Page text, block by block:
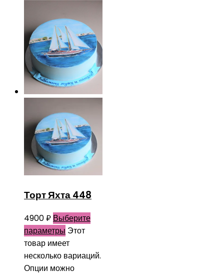
Торт Яхта 448
4900₽ Выберите
параметры Этот
товар имеет
несколько вариаций.
Опции можно